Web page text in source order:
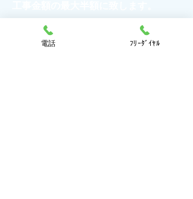
(キッチン、浴室、洗面室、トイレ）
【初めてでも安心！お気軽にご相談くださ
電話 ﾌﾘｰﾀﾞｲﾔﾙ